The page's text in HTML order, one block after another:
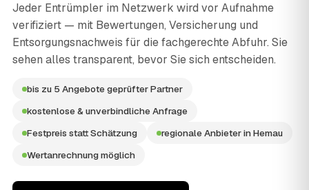
Jeder Entrümpler im Netzwerk wird vor Aufnahme
verifiziert — mit Bewertungen, Versicherung und
Entsorgungsnachweis für die fachgerechte Abfuhr. Sie
sehen alles transparent, bevor Sie sich entscheiden.
bis zu 5 Angebote geprüfter Partner
kostenlose & unverbindliche Anfrage
Festpreis statt Schätzung
regionale Anbieter in Hemau
Wertanrechnung möglich